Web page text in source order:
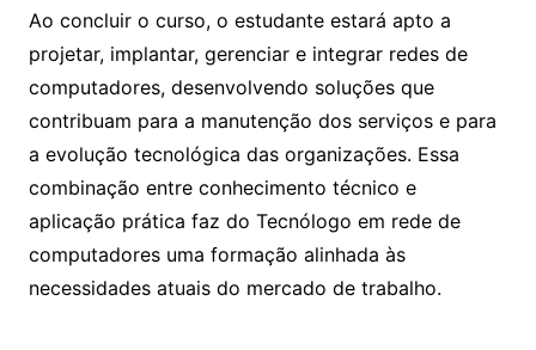
Ao concluir o curso, o estudante estará apto a
projetar, implantar, gerenciar e integrar redes de
computadores, desenvolvendo soluções que
contribuam para a manutenção dos serviços e para
a evolução tecnológica das organizações. Essa
combinação entre conhecimento técnico e
aplicação prática faz do Tecnólogo em rede de
computadores uma formação alinhada às
necessidades atuais do mercado de trabalho.